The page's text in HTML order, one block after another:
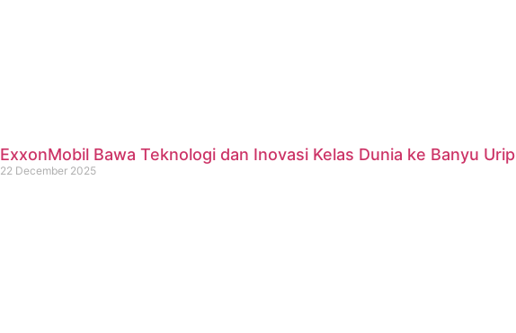
ExxonMobil Bawa Teknologi dan Inovasi Kelas Dunia ke Banyu Urip
22 December 2025